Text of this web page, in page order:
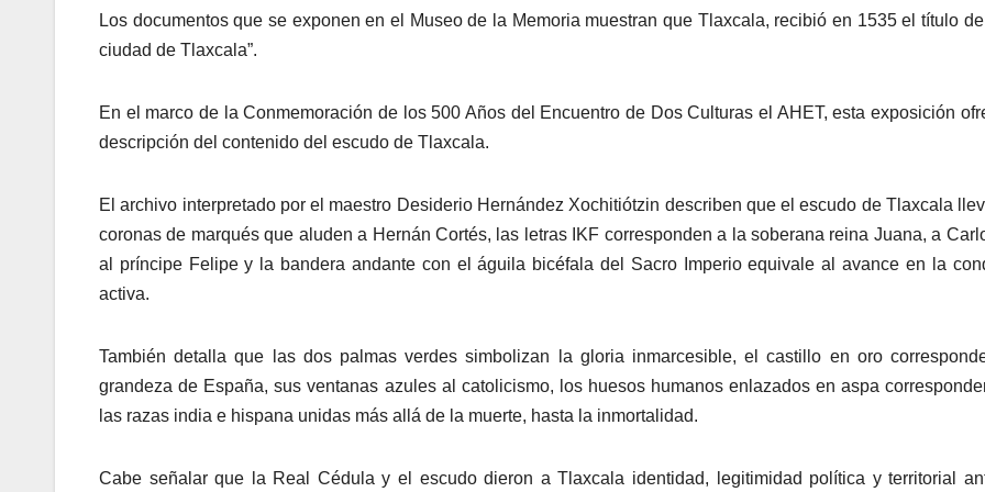
Los documentos que se exponen en el Museo de la Memoria muestran que Tlaxcala, recibió en 1535 el título de
ciudad de Tlaxcala”.
En el marco de la Conmemoración de los 500 Años del Encuentro de Dos Culturas el AHET, esta exposición
descripción del contenido del escudo de Tlaxcala.
El archivo interpretado por el maestro Desiderio Hernández Xochitiótzin describen que el escudo de Tlaxcala
coronas de marqués que aluden a Hernán Cortés, las letras IKF corresponden a la soberana reina Juana, a
al príncipe Felipe y la bandera andante con el águila bicéfala del Sacro Imperio equivale al avance en la
activa.
También detalla que las dos palmas verdes simbolizan la gloria inmarcesible, el castillo en oro
grandeza de España, sus ventanas azules al catolicismo, los huesos humanos enlazados en aspa
las razas india e hispana unidas más allá de la muerte, hasta la inmortalidad.
Cabe señalar que la Real Cédula y el escudo dieron a Tlaxcala identidad, legitimidad política y territorial